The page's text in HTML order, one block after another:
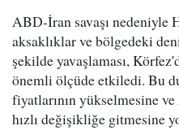
ABD-İran savaşı nedeniyle
aksaklıklar ve bölgedeki
şekilde yavaşlaması,
önemli ölçüde etkiledi. Bu
fiyatlarının yükselmesine
hızlı değişikliğe gitmesine